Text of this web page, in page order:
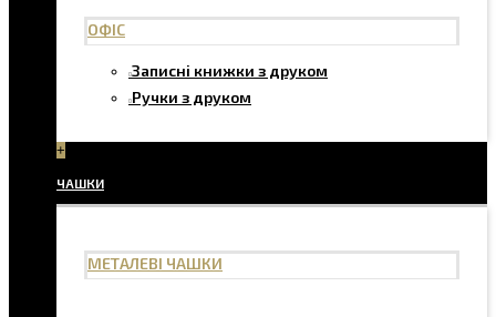
ОФІС
Записні книжки з друком
Ручки з друком
+
ЧАШКИ
МЕТАЛЕВІ ЧАШКИ